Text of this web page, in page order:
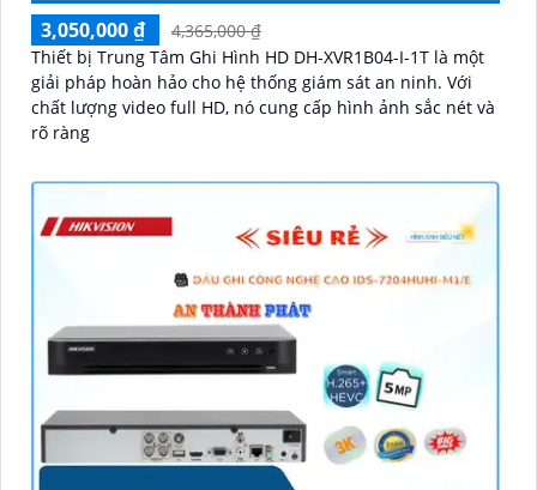
3,050,000 ₫
4,365,000 ₫
Thiết bị Trung Tâm Ghi Hình HD DH-XVR1B04-I-1T là một
giải pháp hoàn hảo cho hệ thống giám sát an ninh. Với
chất lượng video full HD, nó cung cấp hình ảnh sắc nét và
rõ ràng